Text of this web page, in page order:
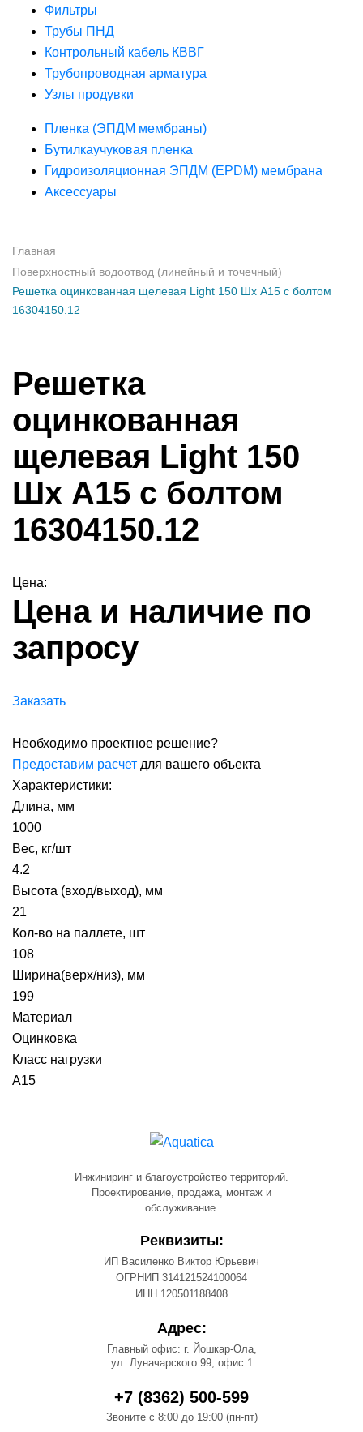
Фильтры
Трубы ПНД
Контрольный кабель КВВГ
Трубопроводная арматура
Узлы продувки
Пленка (ЭПДМ мембраны)
Бутилкаучуковая пленка
Гидроизоляционная ЭПДМ (EPDM) мембрана
Аксессуары
Главная
Поверхностный водоотвод (линейный и точечный)
Решетка оцинкованная щелевая Light 150 Шх А15 с болтом
16304150.12
Решетка
оцинкованная
щелевая Light 150
Шх А15 с болтом
16304150.12
Цена:
Цена и наличие по
запросу
Заказать
Необходимо проектное решение?
Предоставим расчет для вашего объекта
Характеристики:
Длина, мм
1000
Вес, кг/шт
4.2
Высота (вход/выход), мм
21
Кол-во на паллете, шт
108
Ширина(верх/низ), мм
199
Материал
Оцинковка
Класс нагрузки
А15
Инжиниринг и благоустройство территорий.
Проектирование, продажа, монтаж и
обслуживание.
Реквизиты:
ИП Василенко Виктор Юрьевич
ОГРНИП 314121524100064
ИНН 120501188408
Адрес:
Главный офис: г. Йошкар-Ола,
ул. Луначарского 99, офис 1
+7 (8362) 500-599
Звоните с 8:00 до 19:00 (пн-пт)